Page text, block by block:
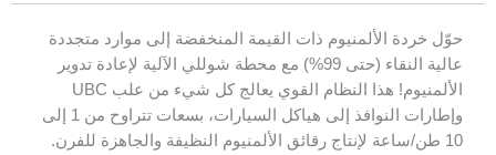
حوّل خردة الألمنيوم ذات القيمة المنخفضة إلى موارد متجددة
عالية النقاء (حتى 99%) مع محطة شوللي الآلية لإعادة تدوير
الألمنيوم! هذا النظام القوي يعالج كل شيء من علب UBC
وإطارات النوافذ إلى هياكل السيارات، بسعات تتراوح من 1 إلى
10 طن/ساعة لإنتاج رقائق الألمنيوم النظيفة والجاهزة للفرن.